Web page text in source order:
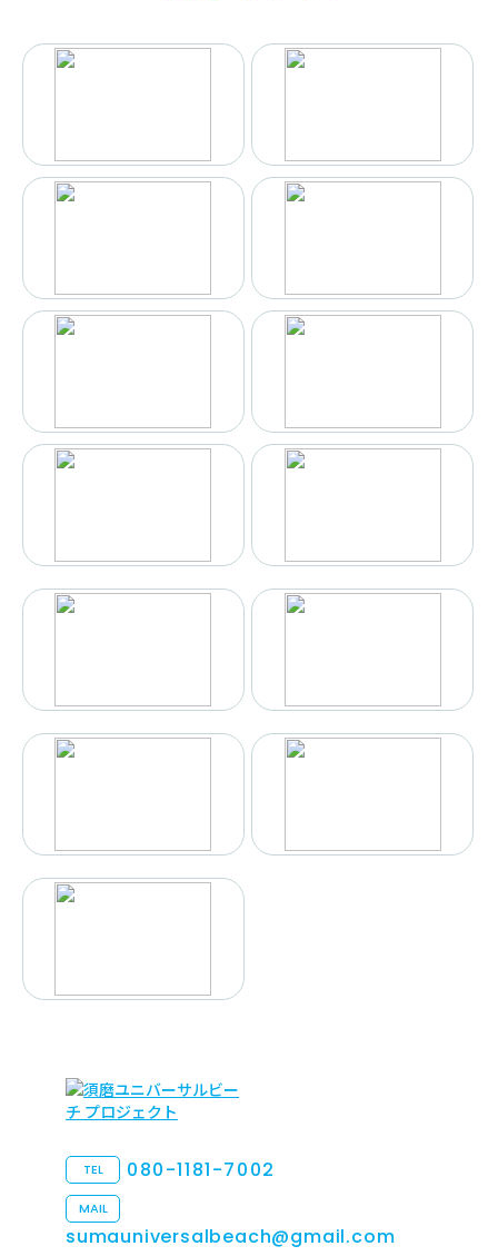
TEL 080-1181-7002
MAIL
sumauniversalbeach@gmail.com